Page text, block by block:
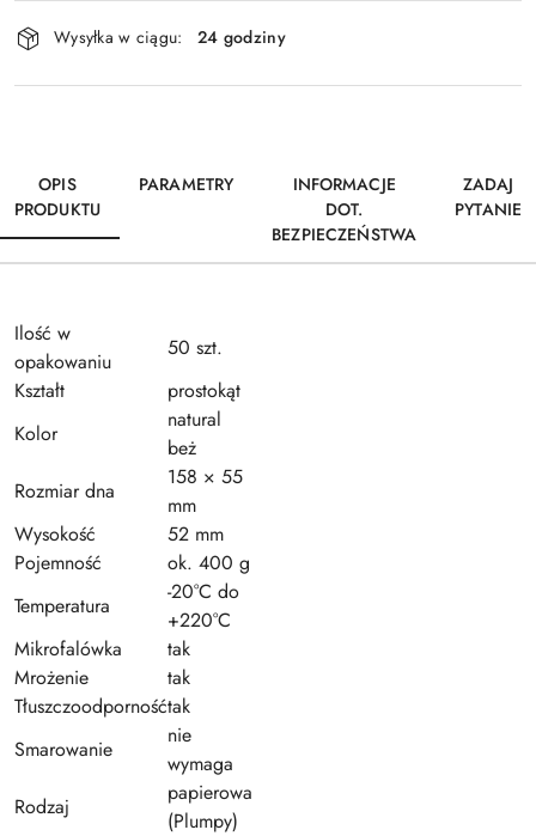
Dostępność
i
dostawa
Wysyłka w ciągu: 24 godziny
OPIS
PRODUKTU
PARAMETRY
INFORMACJE
DOT.
BEZPIECZEŃSTWA
ZADAJ
PYTANIE
Ilość w
opakowaniu
50 szt.
Kształt
prostokąt
Kolor
natural
beż
Rozmiar dna
158 × 55
mm
Wysokość
52 mm
Pojemność
ok. 400 g
Temperatura
-20°C do
+220°C
Mikrofalówka
tak
Mrożenie
tak
Tłuszczoodpornośćtak
Smarowanie
nie
wymaga
Rodzaj
papierowa
(Plumpy)